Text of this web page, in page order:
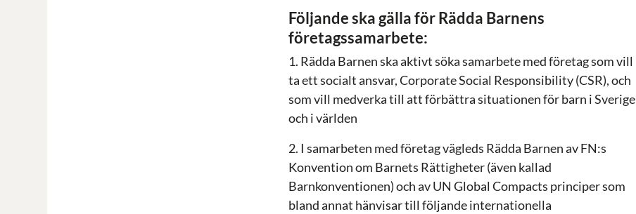
Följande ska gälla för Rädda Barnens
företagssamarbete:
1. Rädda Barnen ska aktivt söka samarbete med företag som vill
ta ett socialt ansvar, Corporate Social Responsibility (CSR), och
som vill medverka till att förbättra situationen för barn i Sverige
och i världen
2. I samarbeten med företag vägleds Rädda Barnen av FN:s
Konvention om Barnets Rättigheter (även kallad
Barnkonventionen) och av UN Global Compacts principer som
bland annat hänvisar till följande internationella